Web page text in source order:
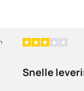
Snelle